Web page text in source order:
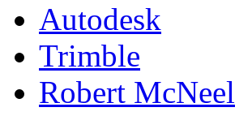
Autodesk
Trimble
Robert McNeel